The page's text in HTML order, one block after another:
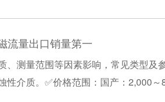
流量出口销量第一
、测量范围‌等因素影响，常见类型
性介质。✅‌价格范围‌：‌国产‌：2,000